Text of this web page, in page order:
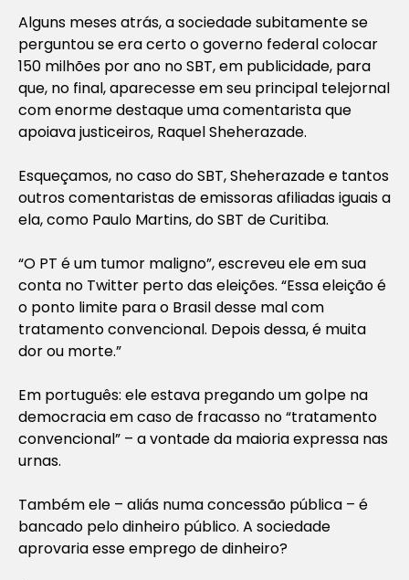
Alguns meses atrás, a sociedade subitamente se
perguntou se era certo o governo federal colocar
150 milhões por ano no SBT, em publicidade, para
que, no final, aparecesse em seu principal telejornal
com enorme destaque uma comentarista que
apoiava justiceiros, Raquel Sheherazade.
Esqueçamos, no caso do SBT, Sheherazade e tantos
outros comentaristas de emissoras afiliadas iguais a
ela, como Paulo Martins, do SBT de Curitiba.
“O PT é um tumor maligno”, escreveu ele em sua
conta no Twitter perto das eleições. “Essa eleição é
o ponto limite para o Brasil desse mal com
tratamento convencional. Depois dessa, é muita
dor ou morte.”
Em português: ele estava pregando um golpe na
democracia em caso de fracasso no “tratamento
convencional” – a vontade da maioria expressa nas
urnas.
Também ele – aliás numa concessão pública – é
bancado pelo dinheiro público. A sociedade
aprovaria esse emprego de dinheiro?